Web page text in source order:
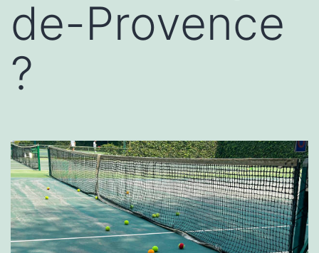
de-Provence
?